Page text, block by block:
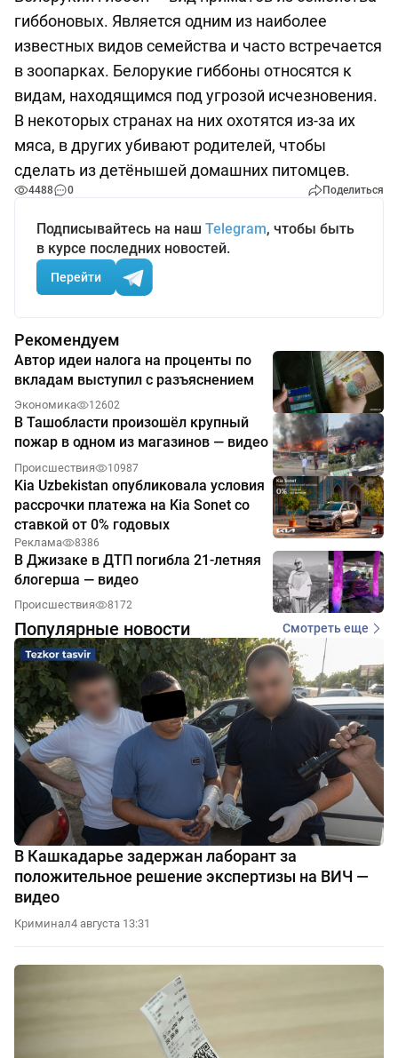
гиббоновых. Является одним из наиболее
известных видов семейства и часто встречается
в зоопарках. Белорукие гиббоны относятся к
видам, находящимся под угрозой исчезновения.
В некоторых странах на них охотятся из-за их
мяса, в других убивают родителей, чтобы
сделать из детёнышей домашних питомцев.
4488 0 Поделиться
Подписывайтесь на наш Telegram, чтобы быть
в курсе последних новостей.
Перейти
Рекомендуем
Автор идеи налога на проценты по
вкладам выступил с разъяснением
Экономика 12602
В Ташобласти произошёл крупный
пожар в одном из магазинов — видео
Происшествия 10987
Kia Uzbekistan опубликовала условия
рассрочки платежа на Kia Sonet со
ставкой от 0% годовых
Реклама 8386
В Джизаке в ДТП погибла 21-летняя
блогерша — видео
Происшествия 8172
Популярные новости Смотреть еще
В Кашкадарье задержан лаборант за
положительное решение экспертизы на ВИЧ —
видео
Криминал4 августа 13:31